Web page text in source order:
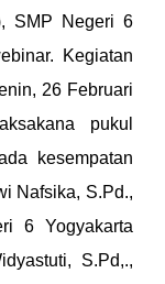
SMP Negeri 6
Kegiatan
26 Februari
pukul
kesempatan
Nafsika, S.Pd.,
6 Yogyakarta
S.Pd,.,